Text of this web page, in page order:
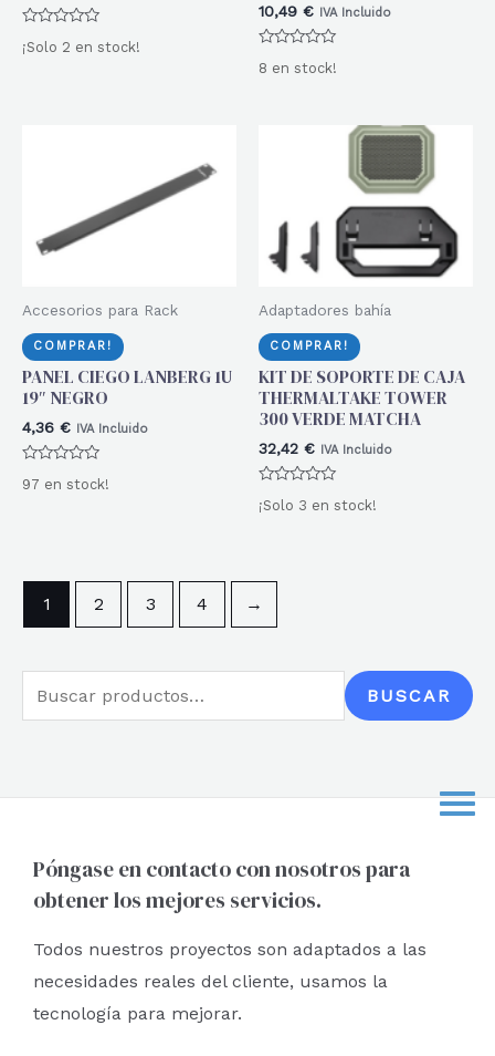
u
c
BUSCAR
con
¡Solo 2 en stock!
10,49 € IVA Incluido
con
8 en stock!
Accesorios para Rack
COMPRAR!
PANEL CIEGO LANBERG 1U
19″ NEGRO
4,36 € IVA Incluido
con
97 en stock!
Adaptadores bahía
COMPRAR!
KIT DE SOPORTE DE CAJA
THERMALTAKE TOWER
300 VERDE MATCHA
32,42 € IVA Incluido
Valorado
con
¡Solo 3 en stock!
1 2 3 4 →
Póngase en contacto con nosotros para
obtener los mejores servicios.
Todos nuestros proyectos son adaptados a las
necesidades reales del cliente, usamos la
tecnología para mejorar.